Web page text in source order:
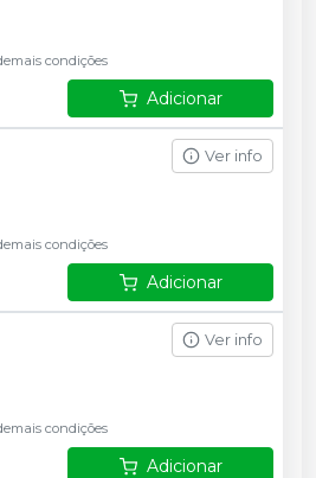
condições
Adicionar
Ver info
condições
Adicionar
Ver info
condições
Adicionar